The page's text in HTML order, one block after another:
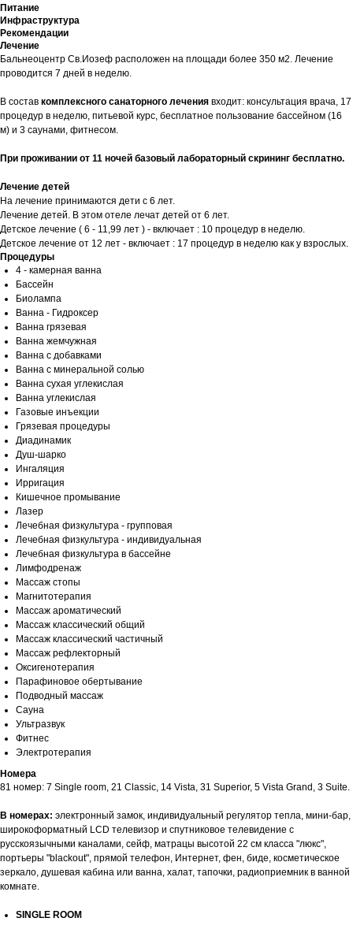
Питание
Инфраструктура
Рекомендации
Лечение
Бальнеоцентр Св.Иозеф расположен на площади более 350 м2. Лечение
проводится 7 дней в неделю.
В состав комплексного санаторного лечения входит: консультация врача, 17
процедур в неделю, питьевой курс, бесплатное пользование бассейном (16
м) и 3 саунами, фитнесом.
При проживании от 11 ночей базовый лабораторный скрининг бесплатно.
Лечение детей
На лечение принимаются дети с 6 лет.
Лечение детей. В этом отеле лечат детей от 6 лет.
Детское лечение ( 6 - 11,99 лет ) - включает : 10 процедур в неделю.
Детское лечение от 12 лет - включает : 17 процедур в неделю как у взрослых.
Процедуры
4 - камерная ванна
Бассейн
Биолампа
Ванна - Гидроксер
Ванна грязевая
Ванна жемчужная
Ванна с добавками
Ванна с минеральной солью
Ванна сухая углекислая
Ванна углекислая
Газовые инъекции
Грязевая процедуры
Диадинамик
Душ-шарко
Ингаляция
Ирригация
Кишечное промывание
Лазер
Лечебная физкультура - групповая
Лечебная физкультура - индивидуальная
Лечебная физкультура в бассейне
Лимфодренаж
Маccаж стопы
Магнитотерапия
Массаж ароматический
Массаж классический общий
Массаж классический частичный
Массаж рефлекторный
Оксигенотерапия
Парафиновое обертывание
Подводный массаж
Сауна
Ультразвук
Фитнес
Электротерапия
Номера
81 номер: 7 Single room, 21 Classic, 14 Vista, 31 Superior, 5 Vista Grand, 3 Suite.
В номерах: электронный замок, индивидуальный регулятор тепла, мини-бар,
широкоформатный LCD телевизор и спутниковое телевидение с
русскоязычными каналами, сейф, матрацы высотой 22 см класса "люкс",
портьеры "blackout", прямой телефон, Интернет, фен, биде, косметическое
зеркало, душевая кабина или ванна, халат, тапочки, радиоприемник в ванной
комнате.
SINGLE ROOM